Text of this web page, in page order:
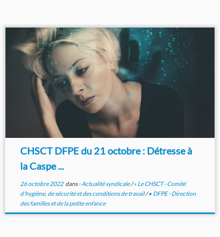
CHSCT DFPE du 21 octobre : Détresse à
la Caspe ...
26 octobre 2022dans› Actualité syndicale/» Le CHSCT - Comité
d'hygiène, de sécurité et des conditions de travail/• DFPE - Direction
des familles et de la petite enfance